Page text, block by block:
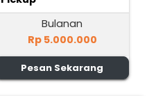
Bulanan
Rp 5.000.000
Pesan Sekarang